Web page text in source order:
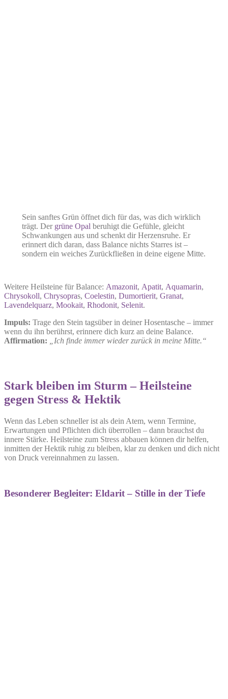
Sein sanftes Grün öffnet dich für das, was dich wirklich
trägt. Der grüne Opal beruhigt die Gefühle, gleicht
Schwankungen aus und schenkt dir Herzensruhe. Er
erinnert dich daran, dass Balance nichts Starres ist –
sondern ein weiches Zurückfließen in deine eigene Mitte.
Weitere Heilsteine für Balance: Amazonit, Apatit, Aquamarin,
Chrysokoll, Chrysopras, Coelestin, Dumortierit, Granat,
Lavendelquarz, Mookait, Rhodonit, Selenit.
Impuls: Trage den Stein tagsüber in deiner Hosentasche – immer
wenn du ihn berührst, erinnere dich kurz an deine Balance.
Affirmation:
„Ich finde immer wieder zurück in meine Mitte.“
Stark bleiben im Sturm – Heilsteine
gegen Stress & Hektik
Wenn das Leben schneller ist als dein Atem, wenn Termine,
Erwartungen und Pflichten dich überrollen – dann brauchst du
innere Stärke. Heilsteine zum Stress abbauen können dir helfen,
inmitten der Hektik ruhig zu bleiben, klar zu denken und dich nicht
von Druck vereinnahmen zu lassen.
Besonderer Begleiter: Eldarit – Stille in der Tiefe